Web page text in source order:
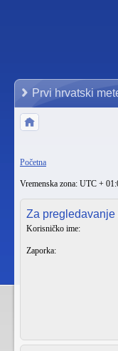
Prvi hrvatski
Početna
Vremenska zona: UTC +
Za pregledavanje
Korisničko ime:
Zaporka: